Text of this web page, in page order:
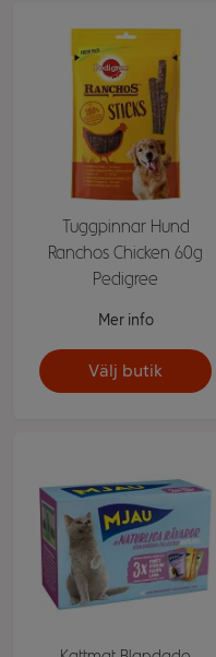
Tuggpinnar Hund
Ranchos Chicken 60g
Pedigree
Mer info
Välj butik